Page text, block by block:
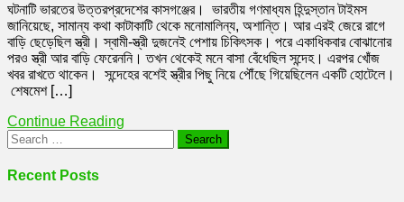
হোটেলে
২
পুরুষের
সঙ্গে
হাতেনাতে
ঘটনাটি ভারতের উত্তরপ্রদেশের কাসগঞ্জের। ভারতীয় গণমাধ্যম হিন্দুস্তান টাইমস
জানিয়েছে, সামান্য কথা কাটাকাটি থেকে মনোমালিন্য, অশান্তি। আর এরই জেরে রাগে
বাড়ি ছেড়েছিল স্ত্রী। স্বামী-স্ত্রী দুজনেই পেশায় চিকিৎসক। পরে একাধিকবার বোঝানোর
পরও স্ত্রী আর বাড়ি ফেরেননি। তখন থেকেই মনে বাসা বেঁধেছিল সন্দেহ। এরপর খোঁজ
খবর রাখতে থাকেন। সন্দেহের বশেই স্ত্রীর পিছু নিয়ে পৌঁছে গিয়েছিলেন একটি হোটেলে।
শেষমেশ […]
Continue Reading
Search
for:
Recent Posts